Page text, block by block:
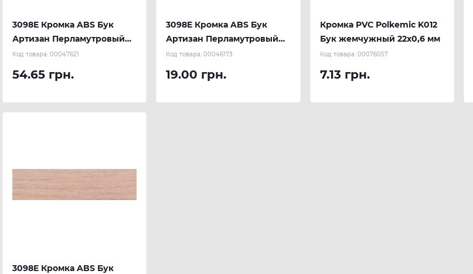
3098E Кромка ABS Бук
Артизан Перламутровый
23х2 мм (100 м.п.) REHAU
Код товара: 00047621
54.65 грн.
3098E Кромка ABS Бук
Артизан Перламутровый
22х0.4 мм (300 м.п.) REHAU
Код товара:00046173
19.00 грн.
Кромка PVC Polkemic K012
Бук жемчужный 22х0,6 мм
Код товара: 00076057
7.13 грн.
3098E Кромка ABS Бук